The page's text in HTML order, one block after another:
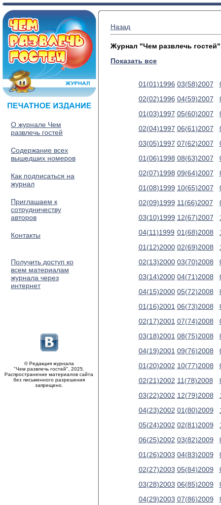
О журнале Чем
развлечь гостей
Содержание всех
вышедших номеров
Как подписаться на
журнал
Приглашаем к
сотрудничеству
авторов
Контакты
Получить доступ ко
всем материалам
журнала через
интернет
© Редакция журнала
"Чем развлечь гостей", 2025.
Распространение материалов сайта
без письменного разрешения
запрещено.
Назад
Журнал "Чем развлечь гостей"
Показать все
01(01)1996
02(02)1996
01(03)1997
02(04)1997
03(05)1997
01(06)1998
02(07)1998
01(08)1999
02(09)1999
03(10)1999
04(11)1999
01(12)2000
02(13)2000
03(14)2000
04(15)2000
01(16)2001
02(17)2001
03(18)2001
04(19)2001
01(20)2002
02(21)2002
03(22)2002
04(23)2002
05(24)2002
06(25)2002
01(26)2003
02(27)2003
03(28)2003
04(29)2003
03(58)2007
04(59)2007
05(60)2007
06(61)2007
07(62)2007
08(63)2007
09(64)2007
10(65)2007
11(66)2007
12(67)2007
01(68)2008
02(69)2008
03(70)2008
04(71)2008
05(72)2008
06(73)2008
07(74)2008
08(75)2008
09(76)2008
10(77)2008
11(78)2008
12(79)2008
01(80)2009
02(81)2009
03(82)2009
04(83)2009
05(84)2009
06(85)2009
07(86)2009